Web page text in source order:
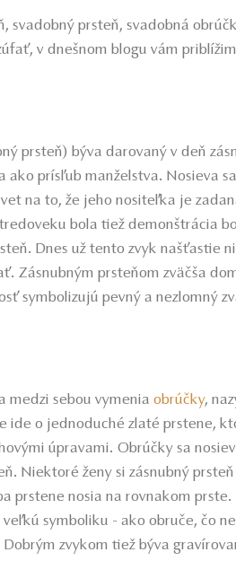
svadobný prsteň, svadobná
v dnešnom blogu vám
prsteň) býva darovaný v deň
ako prísľub manželstva. Nosieva
na to, že jeho nositeľka je
bola tiež demonštrácia
Dnes už tento zvyk našťastie
Zásnubným prsteňom zväčša
symbolizujú pevný a nezlomný
medzi sebou vymenia obrúčky,
ide o jednoduché zlaté prstene,
úpravami. Obrúčky sa
Niektoré ženy si zásnubný
prstene nosia na rovnakom prste.
veľkú symboliku - ako obruče, čo
zvykom tiež býva